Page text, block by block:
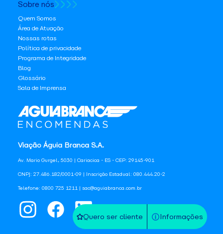
Quero ser cliente Informações
Viação Águia Branca S.A.
Av. Mario Gurgel, 5030 | Cariacica - ES - CEP: 29145-901
CNPJ: 27.486.182/0001-09 | Inscrição Estadual: 080.444.20-2
Telefone: 0800 725 1211 | sac@aguiabranca.com.br
Sobre nós
Quem Somos
Área de Atuação
Nossas rotas
Política de privacidade
Programa de Integridade
Blog
Glossário
Sala de Imprensa